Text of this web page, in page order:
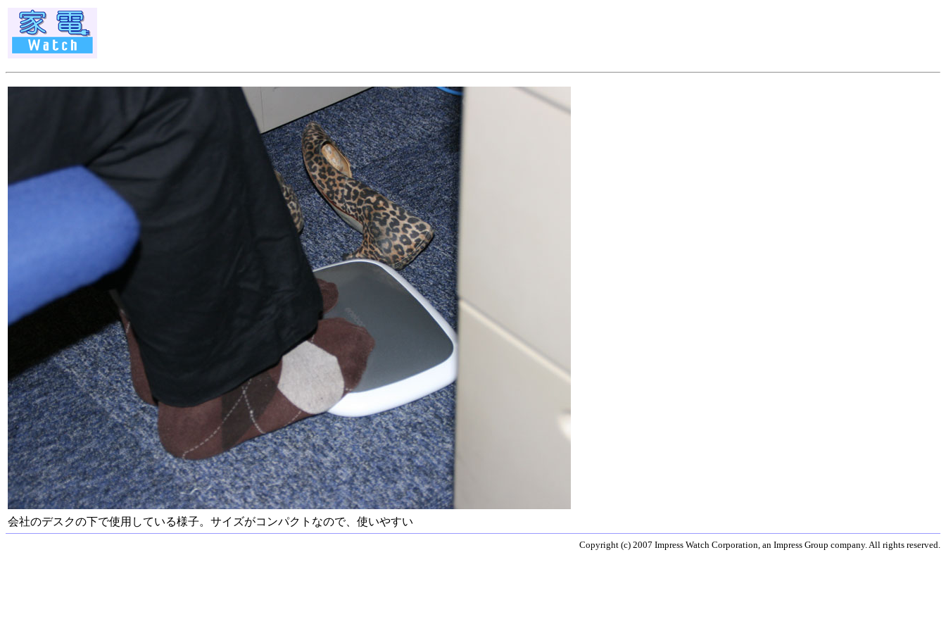
会社のデスクの下で使用している様子。サイズがコンパクトなので、使いやすい
Copyright (c) 2007 Impress Watch Corporation, an Impress Group company. All rights reserved.